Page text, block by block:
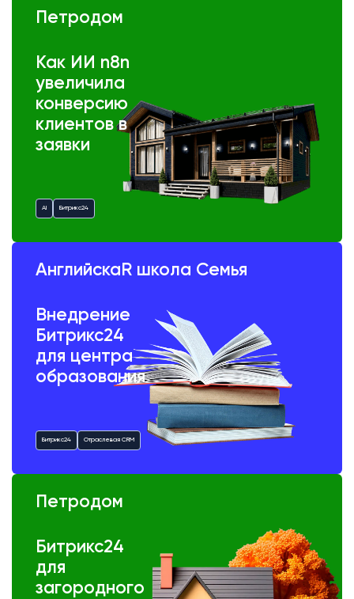
Петродом
Как ИИ n8n
увеличила
конверсию
клиентов в
заявки
AI Битрикс24
АнглийскаR школа Семья
Внедрение
Битрикс24
для центра
образования
Битрикс24 Отраслевая CRM
Петродом
Битрикс24
для
загородного